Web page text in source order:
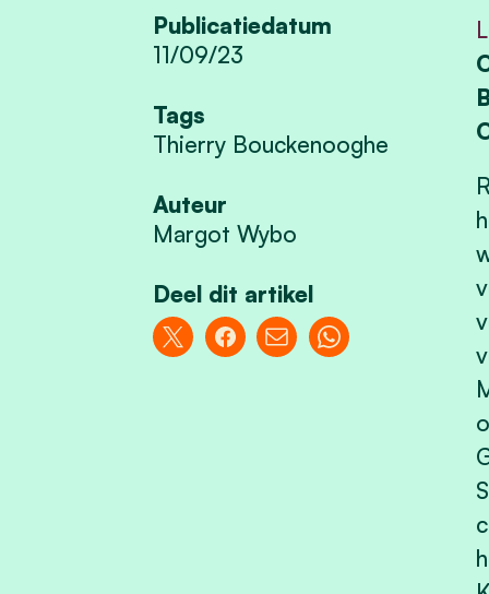
Publicatiedatum
11/09/23
Tags
Thierry Bouckenooghe
Auteur
Margot Wybo
Deel dit artikel